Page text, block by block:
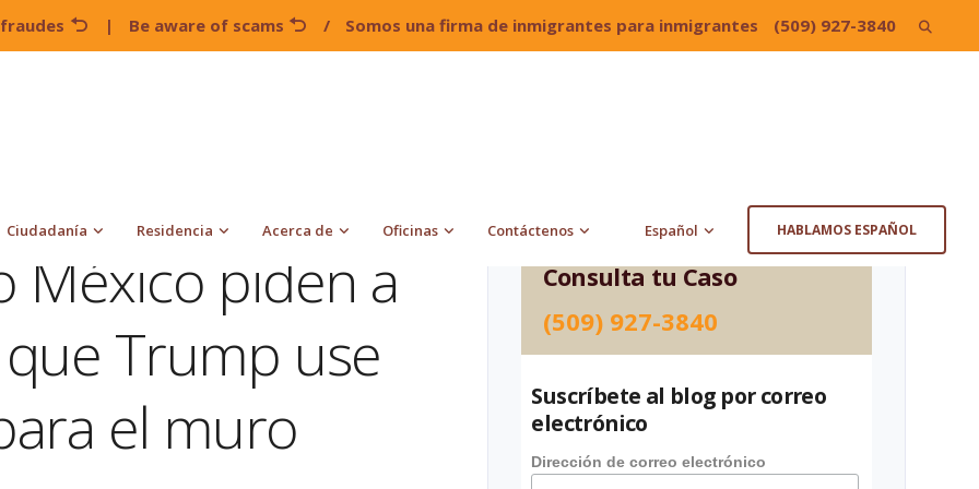
| Be aware of scams / Somos una firma de inmigrantes para inmigrantes (509) 927-3840 Search
Ciudadanía Residencia Acerca de Oficinas Contáctenos Español HABLAMOS ESPAÑOL
México piden a
Trump use
el muro
Consulta tu Caso
(509) 927-3840
Suscríbete al blog por correo
electrónico
Dirección de correo electrónico